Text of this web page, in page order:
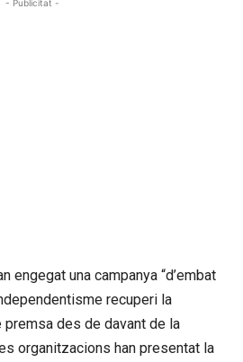
- Publicitat -
engegat una campanya “d’embat
recuperi la
premsa des de davant de la
organitzacions han presentat la